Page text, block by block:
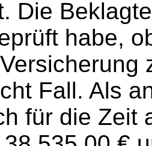
Die
habe,
Fall. Als
für die Zeit